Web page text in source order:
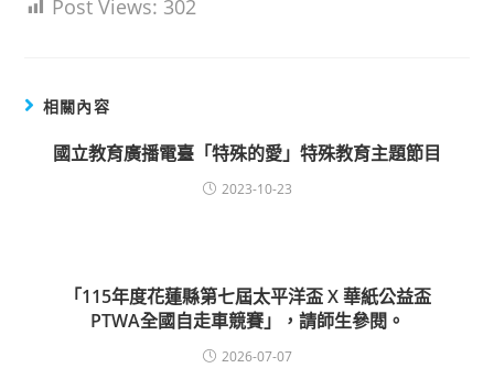
Post Views: 302
相關內容
國立教育廣播電臺「特殊的愛」特殊教育主題節目
2023-10-23
「115年度花蓮縣第七屆太平洋盃 X 華紙公益盃
PTWA全國自走車競賽」，請師生參閱。
2026-07-07